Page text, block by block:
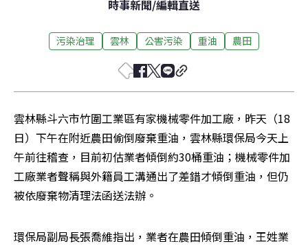
時事新聞/編輯直送
污染治理 雲林 公害污染 重油 農田
雲林縣斗六市竹圍工業區有家機械零件加工廠，昨天（18
日）下午在附近農田偷倒廢棄重油，雲林縣環保局今天上
午前往稽查，目前初估業者傾倒約30桶重油；機械零件加
工廠業者聲稱與外籍員工溝通出了差錯才傾倒重油，但仍
被依廢棄物清理法函送法辦。
環保局副局長張喬維指出，業者在農田傾倒重油，王姓業